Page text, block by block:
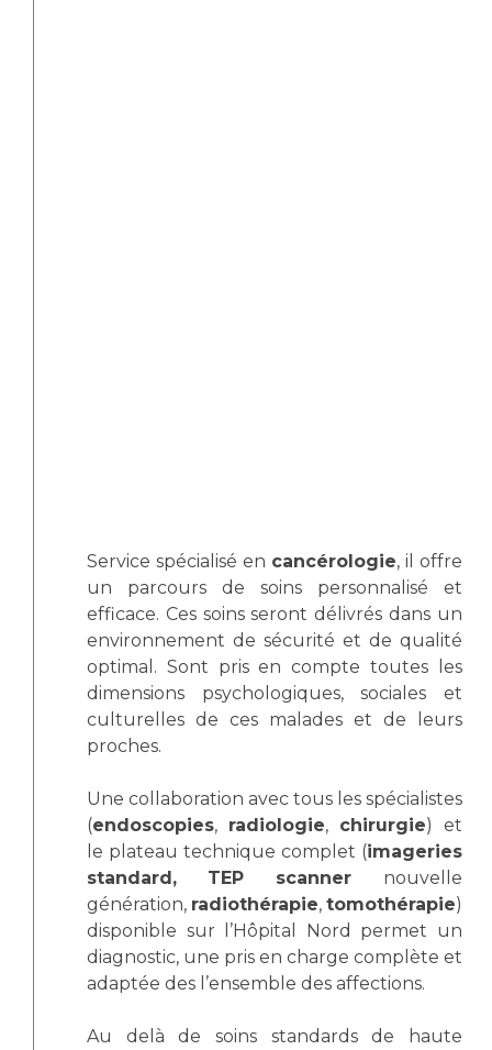
Médecine nucléaire
Maladies rares
Maternité Hôpital Nord
Vos représentants
La Commission Des Usagers (CDU)
Les Comités Locaux des Usagers
Le projet des usagers
Adresser un examen au Laboratoire d'Infectiologie
Centres de référence Maladies Rares
Plateforme d'Expertise Maladies Rares
Presse / Multimédia
Communiqués de presse
Dossiers de presse
Médiathèque
Fournisseurs
Rôles et missions
Liste des marchés conclus
Service spécialisé en cancérologie, il offre
un parcours de soins personnalisé et
efficace. Ces soins seront délivrés dans un
environnement de sécurité et de qualité
optimal. Sont pris en compte toutes les
dimensions psychologiques, sociales et
culturelles de ces malades et de leurs
proches.
Une collaboration avec tous les spécialistes
(endoscopies, radiologie, chirurgie) et
le plateau technique complet (imageries
standard,
TEP scanner nouvelle
génération, radiothérapie, tomothérapie)
disponible sur l’Hôpital Nord permet un
diagnostic, une pris en charge complète et
adaptée des l’ensemble des affections.
Au delà de soins standards de haute